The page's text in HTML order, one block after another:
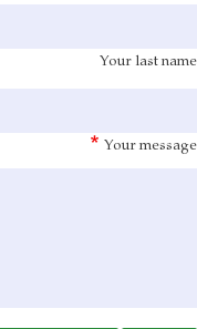
Your last name
Your message